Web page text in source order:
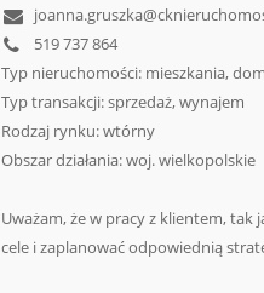
519 737 864
Typ nieruchomości: mieszkania,
Typ transakcji: sprzedaż, wynajem
Rodzaj rynku: wtórny
Obszar działania: woj. wielkopolskie
Uważam, że w pracy z klientem,
cele i zaplanować odpowiednią